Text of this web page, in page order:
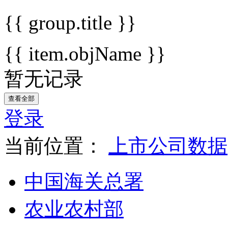
{{ group.title }}
{{ item.objName }}
暂无记录
查看全部
登录
当前位置：
上市公司数据
中国海关总署
农业农村部